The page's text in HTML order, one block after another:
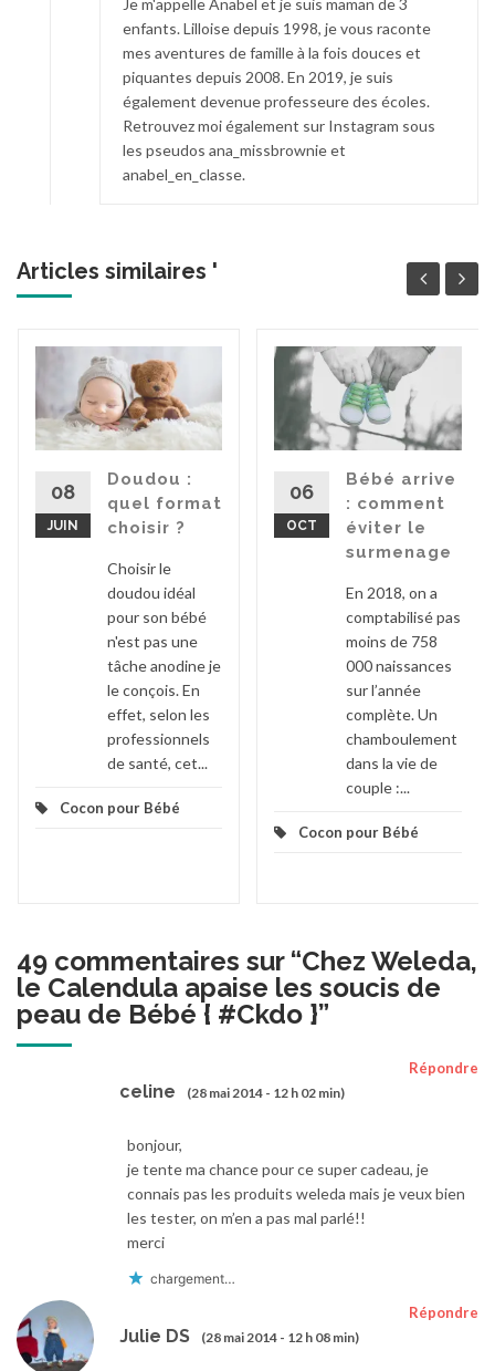
enfants. Lilloise depuis 1998, je vous raconte
mes aventures de famille à la fois douces et
piquantes depuis 2008. En 2019, je suis
également devenue professeure des écoles.
Retrouvez moi également sur Instagram sous
les pseudos ana_missbrownie et
anabel_en_classe.
Articles similaires '
08
JUIN
Doudou :
quel format
choisir ?
Choisir le
doudou idéal
pour son bébé
n'est pas une
tâche anodine je
le conçois. En
effet, selon les
professionnels
de santé, cet...
Cocon pour Bébé
06
OCT
Bébé arrive
: comment
éviter le
surmenage
En 2018, on a
comptabilisé pas
moins de 758
000 naissances
sur l’année
complète. Un
chamboulement
dans la vie de
couple :...
Cocon pour Bébé
49 commentaires sur “Chez Weleda,
le Calendula apaise les soucis de
peau de Bébé { #Ckdo }”
celine (28 mai 2014 - 12 h 02 min)
Répondre
bonjour,
je tente ma chance pour ce super cadeau, je
connais pas les produits weleda mais je veux bien
les tester, on m’en a pas mal parlé!!
merci
chargement…
Julie DS (28 mai 2014 - 12 h 08 min)
Répondre